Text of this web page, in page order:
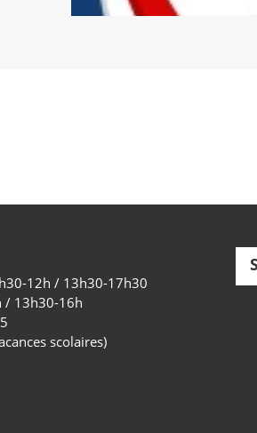
12h / 13h30-17h30
/ 13h30-16h
scolaires)